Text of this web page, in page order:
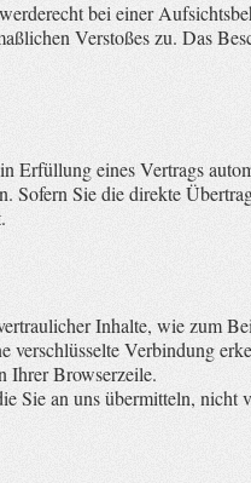
bei einer
Verstoßes zu. Das
eines Vertrags
Sofern Sie die direkte
Inhalte, wie zum
Verbindung
Ihrer Browserzeile.
Sie an uns übermitteln, nicht